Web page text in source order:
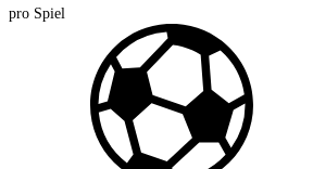
pro Spiel